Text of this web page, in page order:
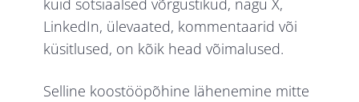
kuid sotsiaalsed võrgustikud, nagu X,
LinkedIn, ülevaated, kommentaarid või
küsitlused, on kõik head võimalused.
Selline koostööpõhine lähenemine mitte